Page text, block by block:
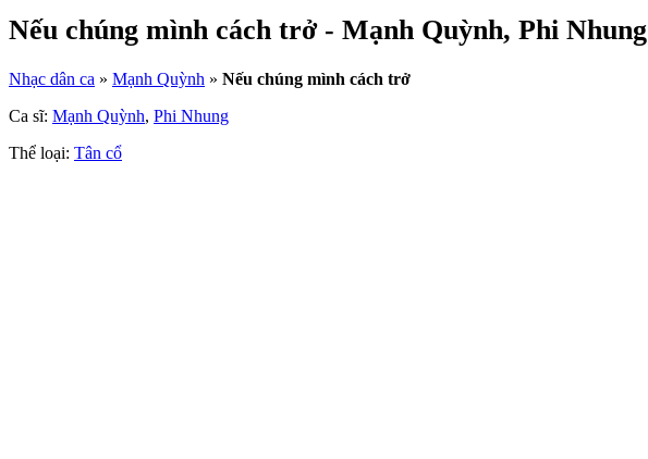
Nếu chúng mình cách trở - Mạnh Quỳnh, Phi Nhung
Nhạc dân ca » Mạnh Quỳnh » Nếu chúng mình cách trở
Ca sĩ: Mạnh Quỳnh, Phi Nhung
Thể loại: Tân cổ